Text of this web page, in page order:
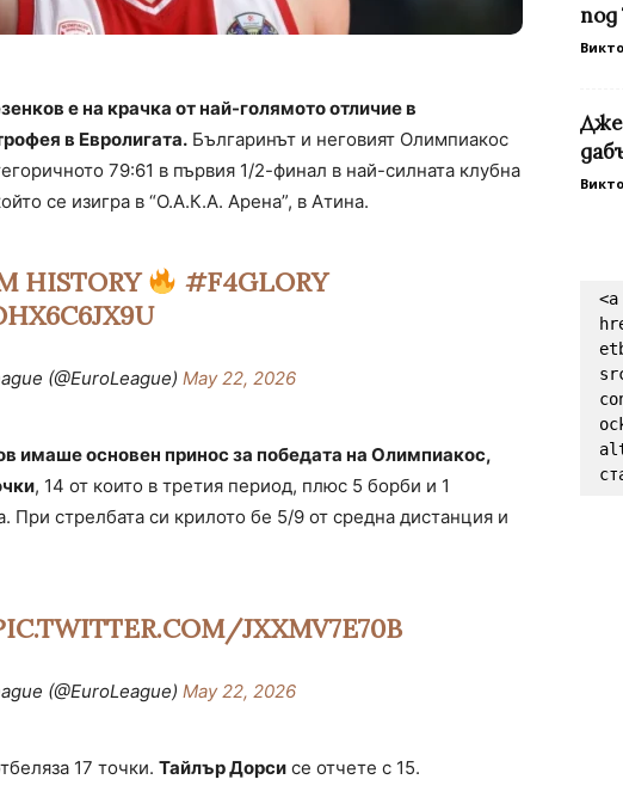
е на крачка от най-голямото отличие в
в Евролигата. Българинът и неговият Олимпиакос
79:61 в първия 1/2-финал в най-силната клубна
се изигра в “О.А.К.А. Арена”, в Атина.
HISTORY
#F4GLORY
(@EuroLeague) May 22, 2026
основен принос за победата на Олимпиакос,
, 14 от които в третия период, плюс 5 борби и 1
При стрелбата си крилото бе 5/9 от средна дистанция и
JXXMV7E70B
(@EuroLeague) May 22, 2026
17 точки. Тайлър Дорси се отчете с 15.
под
<a